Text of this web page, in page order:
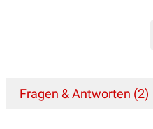
Fragen & Antworten (2)